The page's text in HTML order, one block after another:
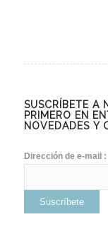
SUSCRÍBETE A
PRIMERO EN
NOVEDADES Y
Dirección de e-mail :